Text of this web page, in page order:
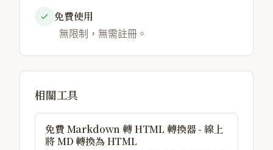
免費使用
無限制，無需註冊。
相關工具
免費 Markdown 轉 HTML 轉換器 - 線上
將 MD 轉換為 HTML